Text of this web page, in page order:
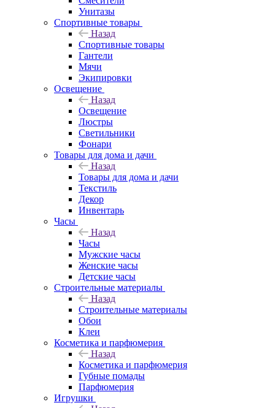
Унитазы
Спортивные товары
Назад
Спортивные товары
Гантели
Мячи
Экипировки
Освещение
Назад
Освещение
Люстры
Светильники
Фонари
Товары для дома и дачи
Назад
Товары для дома и дачи
Текстиль
Декор
Инвентарь
Часы
Назад
Часы
Мужские часы
Женские часы
Детские часы
Строительные материалы
Назад
Строительные материалы
Обои
Клеи
Косметика и парфюмерия
Назад
Косметика и парфюмерия
Губные помады
Парфюмерия
Игрушки